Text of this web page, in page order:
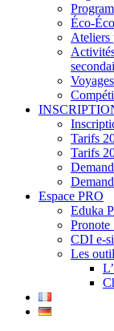
Éco-
Ateliers
Tarifs
Tarifs
Espace PRO
Eduka
Pronote
CDI e-
Les